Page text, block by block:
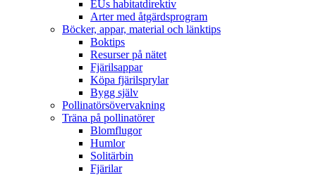
EUs habitatdirektiv
Arter med åtgärdsprogram
Böcker, appar, material och länktips
Boktips
Resurser på nätet
Fjärilsappar
Köpa fjärilsprylar
Bygg själv
Pollinatörsövervakning
Träna på pollinatörer
Blomflugor
Humlor
Solitärbin
Fjärilar